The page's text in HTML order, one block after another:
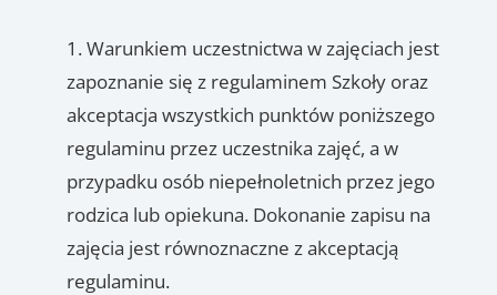
Warunkiem uczestnictwa w zajęciach jest
zapoznanie się z regulaminem Szkoły oraz
akceptacja wszystkich punktów poniższego
regulaminu przez uczestnika zajęć, a w
przypadku osób niepełnoletnich przez jego
rodzica lub opiekuna. Dokonanie zapisu na
zajęcia jest równoznaczne z akceptacją
regulaminu.